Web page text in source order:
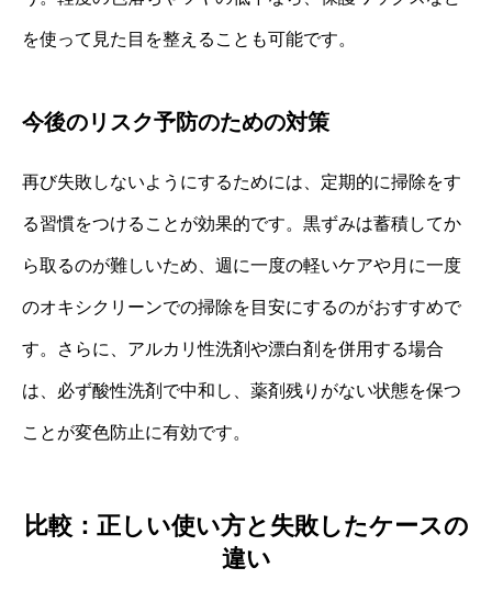
を使って見た目を整えることも可能です。
今後のリスク予防のための対策
再び失敗しないようにするためには、定期的に掃除をす
る習慣をつけることが効果的です。黒ずみは蓄積してか
ら取るのが難しいため、週に一度の軽いケアや月に一度
のオキシクリーンでの掃除を目安にするのがおすすめで
す。さらに、アルカリ性洗剤や漂白剤を併用する場合
は、必ず酸性洗剤で中和し、薬剤残りがない状態を保つ
ことが変色防止に有効です。
比較：正しい使い方と失敗したケースの
違い